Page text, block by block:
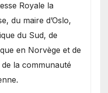
Royale la
du maire d’Oslo,
du Sud, de
en Norvège et de
la communauté